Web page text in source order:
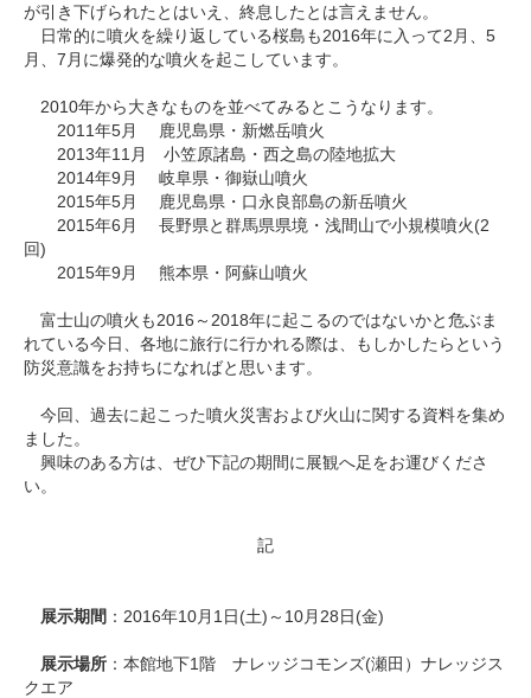
が引き下げられたとはいえ、終息したとは言えません。
日常的に噴火を繰り返している桜島も2016年に入って2月、5
月、7月に爆発的な噴火を起こしています。
2010年から大きなものを並べてみるとこうなります。
2011年5月 鹿児島県・新燃岳噴火
2013年11月 小笠原諸島・西之島の陸地拡大
2014年9月 岐阜県・御嶽山噴火
2015年5月 鹿児島県・口永良部島の新岳噴火
2015年6月 長野県と群馬県県境・浅間山で小規模噴火(2
回)
2015年9月 熊本県・阿蘇山噴火
富士山の噴火も2016～2018年に起こるのではないかと危ぶま
れている今日、各地に旅行に行かれる際は、もしかしたらという
防災意識をお持ちになればと思います。
今回、過去に起こった噴火災害および火山に関する資料を集め
ました。
興味のある方は、ぜひ下記の期間に展観へ足をお運びくださ
い。
記
展示期間 ：2016年10月1日(土)～10月28日(金)
展示場所 ：本館地下1階 ナレッジコモンズ(瀬田）ナレッジス
クエア